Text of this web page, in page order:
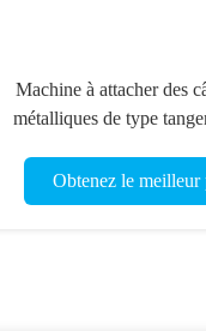
Machine à attacher des
métalliques de type
Obtenez le meilleur